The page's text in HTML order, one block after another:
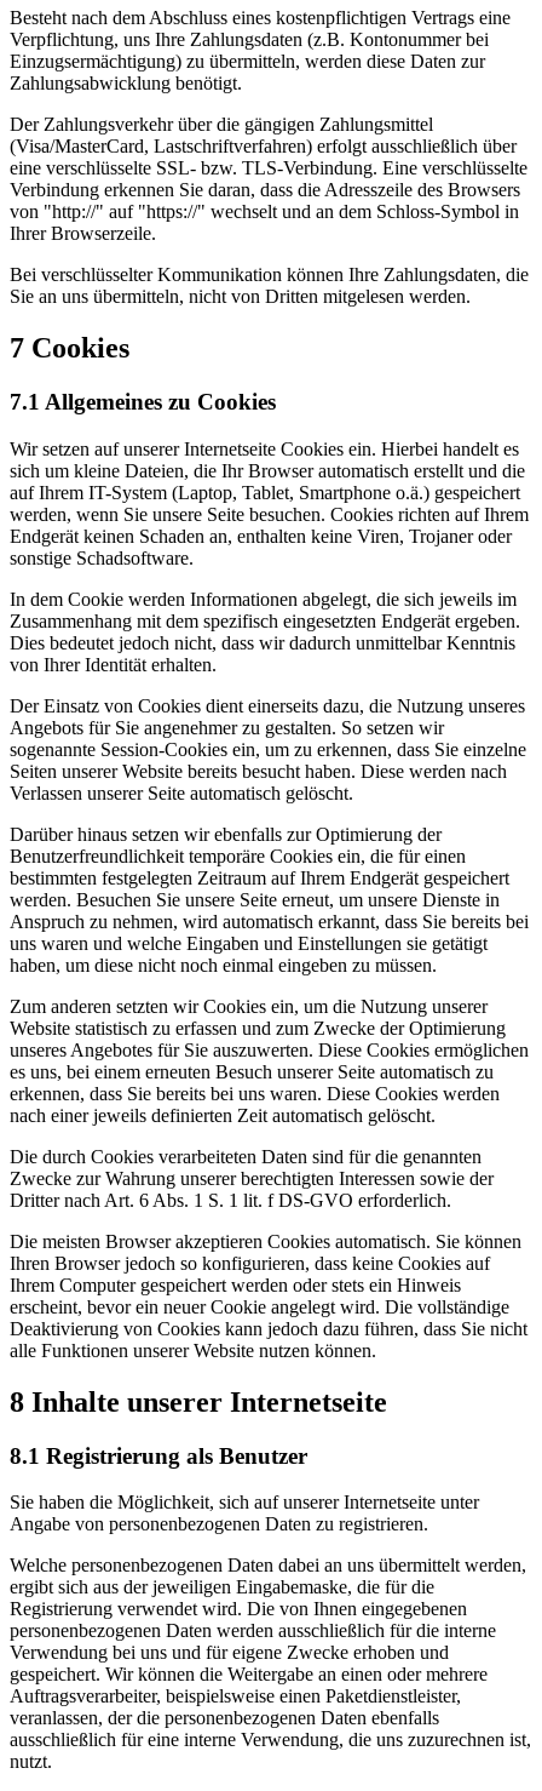
Besteht nach dem Abschluss eines kostenpflichtigen Vertrags eine
Verpflichtung, uns Ihre Zahlungsdaten (z.B. Kontonummer bei
Einzugsermächtigung) zu übermitteln, werden diese Daten zur
Zahlungsabwicklung benötigt.
Der Zahlungsverkehr über die gängigen Zahlungsmittel
(Visa/MasterCard, Lastschriftverfahren) erfolgt ausschließlich über
eine verschlüsselte SSL- bzw. TLS-Verbindung. Eine verschlüsselte
Verbindung erkennen Sie daran, dass die Adresszeile des Browsers
von "http://" auf "https://" wechselt und an dem Schloss-Symbol in
Ihrer Browserzeile.
Bei verschlüsselter Kommunikation können Ihre Zahlungsdaten, die
Sie an uns übermitteln, nicht von Dritten mitgelesen werden.
7 Cookies
7.1 Allgemeines zu Cookies
Wir setzen auf unserer Internetseite Cookies ein. Hierbei handelt es
sich um kleine Dateien, die Ihr Browser automatisch erstellt und die
auf Ihrem IT-System (Laptop, Tablet, Smartphone o.ä.) gespeichert
werden, wenn Sie unsere Seite besuchen. Cookies richten auf Ihrem
Endgerät keinen Schaden an, enthalten keine Viren, Trojaner oder
sonstige Schadsoftware.
In dem Cookie werden Informationen abgelegt, die sich jeweils im
Zusammenhang mit dem spezifisch eingesetzten Endgerät ergeben.
Dies bedeutet jedoch nicht, dass wir dadurch unmittelbar Kenntnis
von Ihrer Identität erhalten.
Der Einsatz von Cookies dient einerseits dazu, die Nutzung unseres
Angebots für Sie angenehmer zu gestalten. So setzen wir
sogenannte Session-Cookies ein, um zu erkennen, dass Sie einzelne
Seiten unserer Website bereits besucht haben. Diese werden nach
Verlassen unserer Seite automatisch gelöscht.
Darüber hinaus setzen wir ebenfalls zur Optimierung der
Benutzerfreundlichkeit temporäre Cookies ein, die für einen
bestimmten festgelegten Zeitraum auf Ihrem Endgerät gespeichert
werden. Besuchen Sie unsere Seite erneut, um unsere Dienste in
Anspruch zu nehmen, wird automatisch erkannt, dass Sie bereits bei
uns waren und welche Eingaben und Einstellungen sie getätigt
haben, um diese nicht noch einmal eingeben zu müssen.
Zum anderen setzten wir Cookies ein, um die Nutzung unserer
Website statistisch zu erfassen und zum Zwecke der Optimierung
unseres Angebotes für Sie auszuwerten. Diese Cookies ermöglichen
es uns, bei einem erneuten Besuch unserer Seite automatisch zu
erkennen, dass Sie bereits bei uns waren. Diese Cookies werden
nach einer jeweils definierten Zeit automatisch gelöscht.
Die durch Cookies verarbeiteten Daten sind für die genannten
Zwecke zur Wahrung unserer berechtigten Interessen sowie der
Dritter nach Art. 6 Abs. 1 S. 1 lit. f DS-GVO erforderlich.
Die meisten Browser akzeptieren Cookies automatisch. Sie können
Ihren Browser jedoch so konfigurieren, dass keine Cookies auf
Ihrem Computer gespeichert werden oder stets ein Hinweis
erscheint, bevor ein neuer Cookie angelegt wird. Die vollständige
Deaktivierung von Cookies kann jedoch dazu führen, dass Sie nicht
alle Funktionen unserer Website nutzen können.
8 Inhalte unserer Internetseite
8.1 Registrierung als Benutzer
Sie haben die Möglichkeit, sich auf unserer Internetseite unter
Angabe von personenbezogenen Daten zu registrieren.
Welche personenbezogenen Daten dabei an uns übermittelt werden,
ergibt sich aus der jeweiligen Eingabemaske, die für die
Registrierung verwendet wird. Die von Ihnen eingegebenen
personenbezogenen Daten werden ausschließlich für die interne
Verwendung bei uns und für eigene Zwecke erhoben und
gespeichert. Wir können die Weitergabe an einen oder mehrere
Auftragsverarbeiter, beispielsweise einen Paketdienstleister,
veranlassen, der die personenbezogenen Daten ebenfalls
ausschließlich für eine interne Verwendung, die uns zuzurechnen ist,
nutzt.